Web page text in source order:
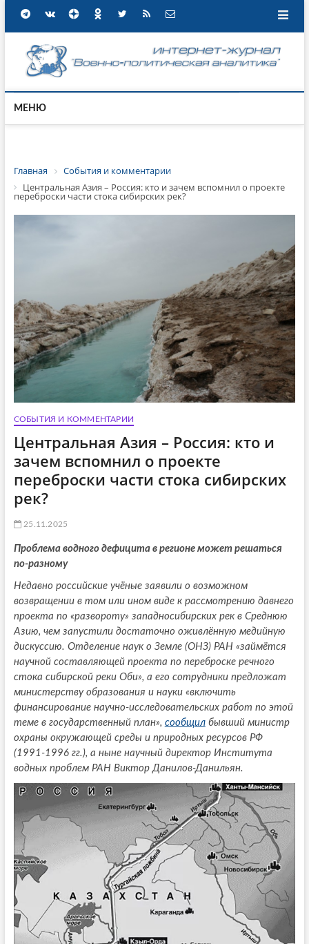
МЕНЮ
Главная
События и комментарии
Центральная Азия – Россия: кто и зачем вспомнил о проекте
переброски части стока сибирских рек?
СОБЫТИЯ И КОММЕНТАРИИ
Центральная Азия – Россия: кто и
зачем вспомнил о проекте
переброски части стока сибирских
рек?
25.11.2025
Проблема водного дефицита в регионе может решаться
по-разному
Недавно российские учёные заявили о возможном
возвращении в том или ином виде к рассмотрению давнего
проекта по «развороту» западносибирских рек в Среднюю
Азию, чем запустили достаточно оживлённую медийную
дискуссию. Отделение наук о Земле (ОНЗ) РАН «займётся
научной составляющей проекта по переброске речного
стока сибирской реки Оби», а его сотрудники предложат
министерству образования и науки «включить
финансирование научно-исследовательских работ по этой
теме в государственный план», сообщилбывший министр
охраны окружающей среды и природных ресурсов РФ
(1991-1996 гг.), а ныне научный директор Института
водных проблем РАН Виктор Данилов-Данильян.